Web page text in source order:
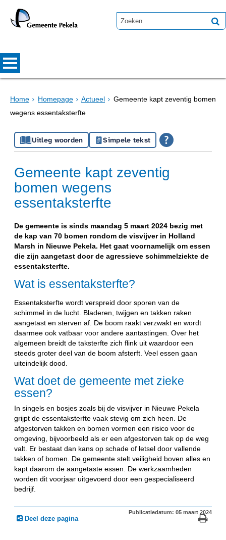
Home Homepage Actueel
Gemeente kapt zeventig bomen
wegens essentaksterfte
Uitleg woorden Simpele tekst
Gemeente kapt zeventig
bomen wegens
essentaksterfte
De gemeente is sinds maandag 5 maart 2024 bezig met
de kap van 70 bomen rondom de visvijver in Holland
Marsh in Nieuwe Pekela. Het gaat voornamelijk om essen
die zijn aangetast door de agressieve schimmelziekte de
essentaksterfte.
Wat is essentaksterfte?
Essentaksterfte wordt verspreid door sporen van de
schimmel in de lucht. Bladeren, twijgen en takken raken
aangetast en sterven af. De boom raakt verzwakt en wordt
daarmee ook vatbaar voor andere aantastingen. Over het
algemeen breidt de taksterfte zich flink uit waardoor een
steeds groter deel van de boom afsterft. Veel essen gaan
uiteindelijk dood.
Wat doet de gemeente met zieke
essen?
In singels en bosjes zoals bij de visvijver in Nieuwe Pekela
grijpt de essentaksterfte vaak stevig om zich heen. De
afgestorven takken en bomen vormen een risico voor de
omgeving, bijvoorbeeld als er een afgestorven tak op de weg
valt. Er bestaat dan kans op schade of letsel door vallende
takken of bomen. De gemeente stelt veiligheid boven alles en
kapt daarom de aangetaste essen. De werkzaamheden
worden dit voorjaar uitgevoerd door een gespecialiseerd
bedrijf.
Deel deze pagina
Publicatiedatum: 05 maart 2024